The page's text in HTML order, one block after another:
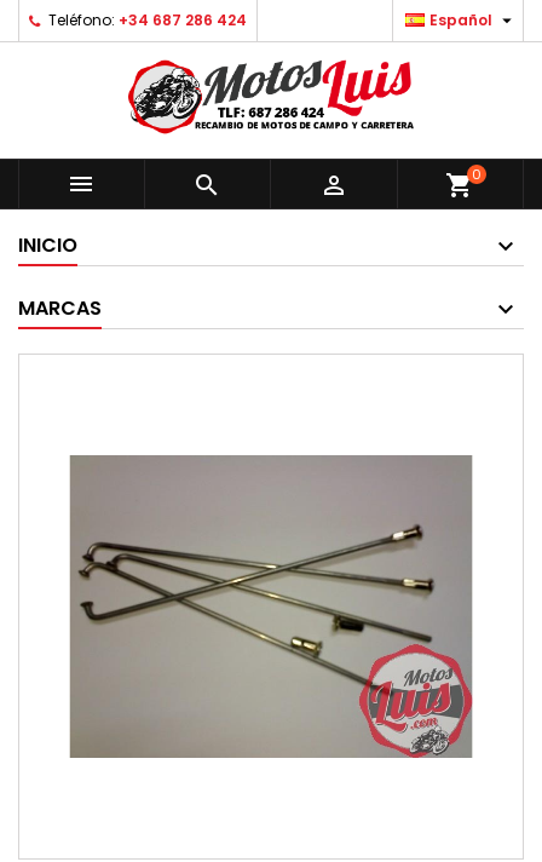
Teléfono: +34 687 286 424 Español 
   shopping_cart0
INICIO
MARCAS